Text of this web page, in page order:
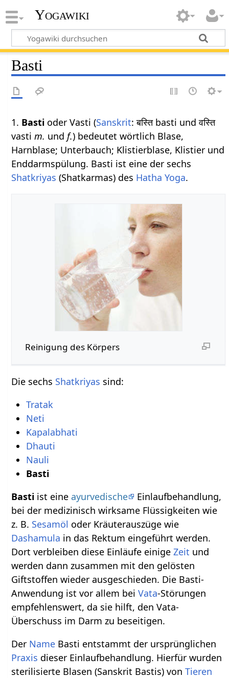
Yogawiki
Basti
1. Basti oder Vasti (Sanskrit: बस्ति basti und वस्ति
vastim. undf.) bedeutet wörtlich Blase,
Harnblase; Unterbauch; Klistierblase, Klistier und
Enddarmspülung. Basti ist eine der sechs
Shatkriyas (Shatkarmas) des Hatha Yoga.
Reinigung des Körpers
Die sechs Shatkriyas sind:
Tratak
Neti
Kapalabhati
Dhauti
Nauli
Basti
Basti ist eine ayurvedische
Einlaufbehandlung,
bei der medizinisch wirksame Flüssigkeiten wie
z. B. Sesamöl oder Kräuterauszüge wie
Dashamula in das Rektum eingeführt werden.
Dort verbleiben diese Einläufe einigeZeit und
werden dann zusammen mit den gelösten
Giftstoffen wieder ausgeschieden. Die Basti-
Anwendung ist vor allem beiVata-Störungen
empfehlenswert, da sie hilft, den Vata-
Überschuss im Darm zu beseitigen.
Der Name Basti entstammt der ursprünglichen
Praxis dieser Einlaufbehandlung. Hierfür wurden
sterilisierte Blasen (Sanskrit Bastis) vonTieren